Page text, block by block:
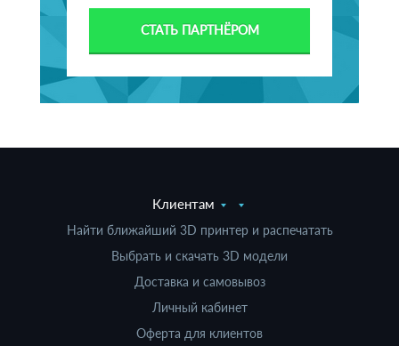
СТАТЬ ПАРТНЁРОМ
Клиентам
Найти ближайший 3D принтер и распечатать
Выбрать и скачать 3D модели
Доставка и самовывоз
Личный кабинет
Оферта для клиентов